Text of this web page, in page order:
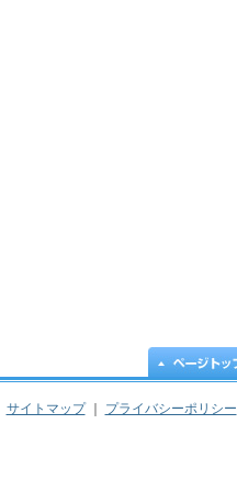
サイトマップ｜ プライバシーポリシー